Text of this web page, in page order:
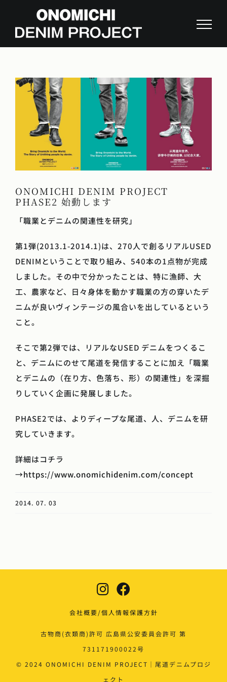
content
View
Larger
Image
ONOMICHI DENIM PROJECT
PHASE2 始動します
「職業とデニムの関連性を研究」
第1弾(2013.1-2014.1)は、270人で創るリアルUSED
DENIMということで取り組み、540本の1点物が完成
しました。その中で分かったことは、特に漁師、大
工、農家など、日々身体を動かす職業の方の穿いたデ
ニムが良いヴィンテージの風合いを出しているという
こと。
そこで第2弾では、リアルなUSED デニムをつくるこ
と、デニムにのせて尾道を発信することに加え「職業
とデニムの（在り方、色落ち、形）の関連性」を深掘
りしていく企画に発展しました。
PHASE2では、よりディープな尾道、人、デニムを研
究していきます。
詳細はコチラ
→https://www.onomichidenim.com/concept
2014. 07. 03
会社概要/個人情報保護方針
古物商(衣類商)許可 広島県公安委員会許可 第
731171900022号
© 2024 ONOMICHI DENIM PROJECT｜尾道デニムプロジ
ェクト